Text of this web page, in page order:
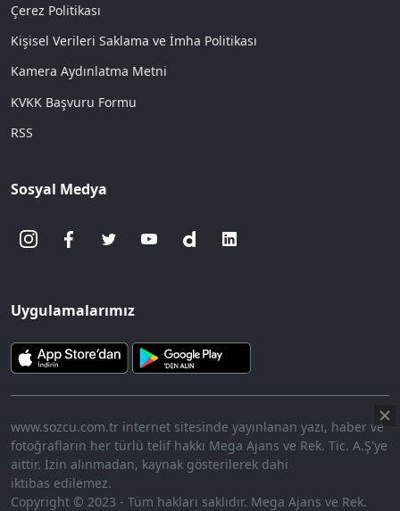
Çerez Politikası
Kişisel Verileri Saklama ve İmha Politikası
Kamera Aydınlatma Metni
KVKK Başvuru Formu
RSS
Sosyal Medya
Uygulamalarımız
www.sozcu.com.tr internet sitesinde yayınlanan yazı, haber ve
fotoğrafların her türlü telif hakkı Mega Ajans ve Rek. Tic. A.Ş'ye
aittir. İzin alınmadan, kaynak gösterilerek dahi
iktibas edilemez.
Copyright © 2023 - Tüm hakları saklıdır. Mega Ajans ve Rek.